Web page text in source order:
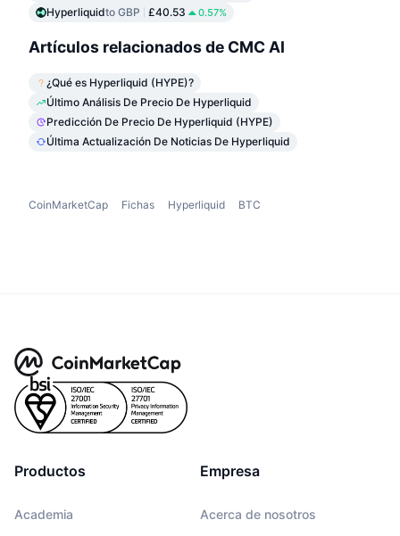
Hyperliquidto GBP £40.53 0.57%
Artículos relacionados de CMC AI
¿Qué es Hyperliquid (HYPE)?
Último Análisis De Precio De Hyperliquid
Predicción De Precio De Hyperliquid (HYPE)
Última Actualización De Noticias De Hyperliquid
CoinMarketCap Fichas Hyperliquid BTC
Productos
Academia
Empresa
Acerca de nosotros